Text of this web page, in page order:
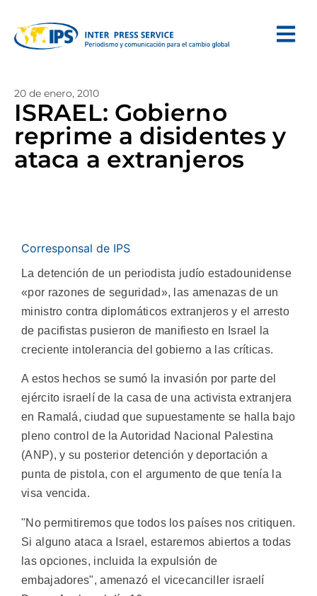
20 de enero, 2010
ISRAEL: Gobierno
reprime a disidentes y
ataca a extranjeros
Corresponsal de IPS
La detención de un periodista judío estadounidense
«por razones de seguridad», las amenazas de un
ministro contra diplomáticos extranjeros y el arresto
de pacifistas pusieron de manifiesto en Israel la
creciente intolerancia del gobierno a las críticas.
A estos hechos se sumó la invasión por parte del
ejército israelí de la casa de una activista extranjera
en Ramalá, ciudad que supuestamente se halla bajo
pleno control de la Autoridad Nacional Palestina
(ANP), y su posterior detención y deportación a
punta de pistola, con el argumento de que tenía la
visa vencida.
"No permitiremos que todos los países nos critiquen.
Si alguno ataca a Israel, estaremos abiertos a todas
las opciones, incluida la expulsión de
embajadores", amenazó el vicecanciller israelí